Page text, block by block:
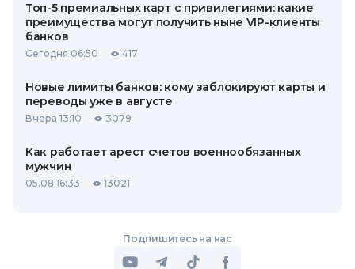
Топ-5 премиальных карт с привилегиями: какие
преимущества могут получить ныне VIP-клиенты
банков
Сегодня 06:50 417
Новые лимиты банков: кому заблокируют карты и
переводы уже в августе
Вчера 13:10 3079
Как работает арест счетов военнообязанных
мужчин
05.08 16:33 13021
Подпишитесь на нас